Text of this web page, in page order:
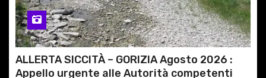
l
i
ALLERTA SICCITÀ – GORIZIA Agosto 2026 :
Appello urgente alle Autorità competenti